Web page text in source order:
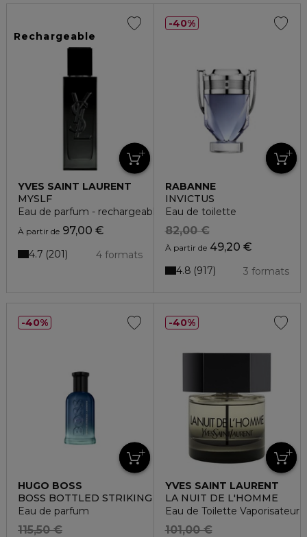
Rechargeable
YVES SAINT LAURENT
MYSLF
Eau de parfum - rechargeable
À partir de 97,00 €
4 formats
4.7 201
RABANNE
INVICTUS
Eau de toilette
À partir de49,20 €
82,00 €
3 formats
4.8 917
40%
HUGO BOSS
BOSS BOTTLED STRIKING LAVENDER
Eau de parfum
115,50 €
40%
YVES SAINT LAURENT
LA NUIT DE L'HOMME
Eau de Toilette Vaporisateur
101,00 €
40%